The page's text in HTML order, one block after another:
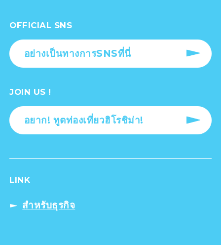
OFFICIAL SNS
อย่างเป็นทางการSNSที่นี่
JOIN US !
อยาก! ทูตท่องเที่ยวฮิโรชิม่า!
LINK
สำหรับธุรกิจ